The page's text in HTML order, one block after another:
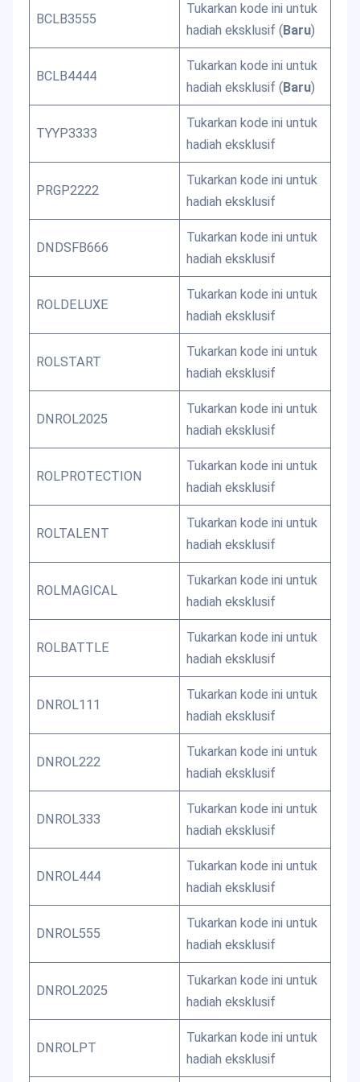
BCLB3555
Tukarkan kode ini untuk
hadiah eksklusif ( Baru)
BCLB4444
Tukarkan kode ini untuk
hadiah eksklusif ( Baru)
TYYP3333
Tukarkan kode ini untuk
hadiah eksklusif
PRGP2222
Tukarkan kode ini untuk
hadiah eksklusif
DNDSFB666
Tukarkan kode ini untuk
hadiah eksklusif
ROLDELUXE
Tukarkan kode ini untuk
hadiah eksklusif
ROLSTART
Tukarkan kode ini untuk
hadiah eksklusif
DNROL2025
Tukarkan kode ini untuk
hadiah eksklusif
ROLPROTECTION
Tukarkan kode ini untuk
hadiah eksklusif
ROLTALENT
Tukarkan kode ini untuk
hadiah eksklusif
ROLMAGICAL
Tukarkan kode ini untuk
hadiah eksklusif
ROLBATTLE
Tukarkan kode ini untuk
hadiah eksklusif
DNROL111
Tukarkan kode ini untuk
hadiah eksklusif
DNROL222
Tukarkan kode ini untuk
hadiah eksklusif
DNROL333
Tukarkan kode ini untuk
hadiah eksklusif
DNROL444
Tukarkan kode ini untuk
hadiah eksklusif
DNROL555
Tukarkan kode ini untuk
hadiah eksklusif
DNROL2025
Tukarkan kode ini untuk
hadiah eksklusif
DNROLPT
Tukarkan kode ini untuk
hadiah eksklusif